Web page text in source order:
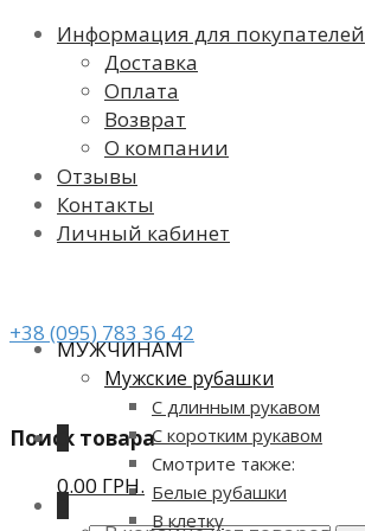
Информация для покупателей
Доставка
Оплата
Возврат
О компании
Отзывы
Контакты
Личный кабинет
+38 (095) 783 36 42
Поиск товара
МУЖЧИНАМ
Мужские рубашки
С длинным рукавом
С коротким рукавом
Смотрите также:
Белые рубашки
В клетку
0.00 ГРН.